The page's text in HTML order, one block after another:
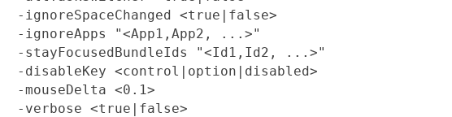
  -ignoreSpaceChanged <true|false>
  -ignoreApps "<App1,App2, ...>"
  -stayFocusedBundleIds "<Id1,Id2, ...>"
  -disableKey <control|option|disabled>
  -mouseDelta <0.1>
  -verbose <true|false>